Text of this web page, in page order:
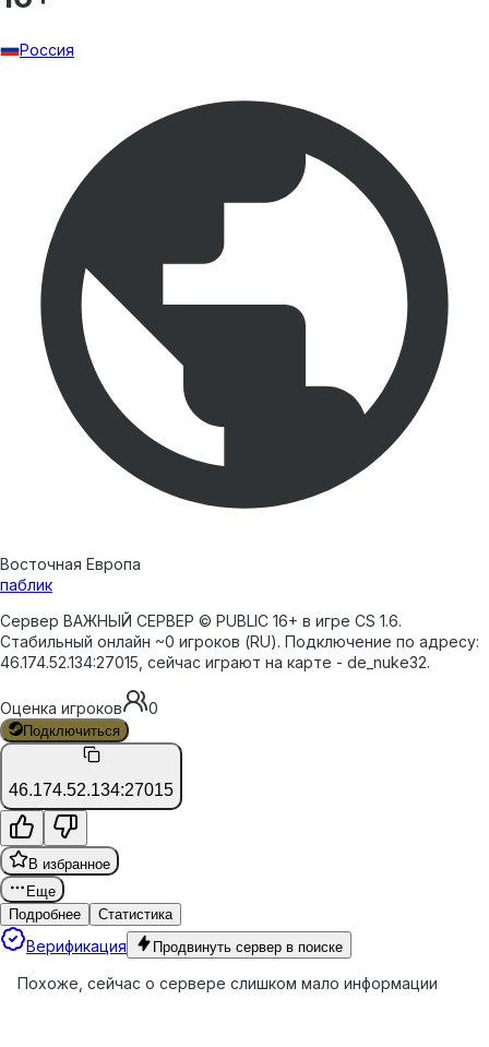
Россия
Восточная Европа
паблик
Сервер ВАЖНЫЙ СЕРВЕР © PUBLIC 16+ в игре CS 1.6.
Стабильный онлайн ~0 игроков (RU). Подключение по адресу:
46.174.52.134:27015, сейчас играют на карте - de_nuke32.
Оценка игроков 0
Подключиться
46.174.52.134:27015
В избранное
Еще
Подробнее
Статистика
Верификация Продвинуть сервер в поиске
Похоже, сейчас о сервере слишком мало информации